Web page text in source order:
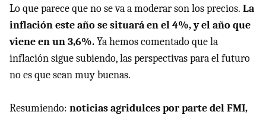
Lo que parece que no se va a moderar son los precios. La
inflación este año se situará en el 4%, y el año que
viene en un 3,6%.Ya hemos comentado que la
inflación sigue subiendo, las perspectivas para el futuro
no es que sean muy buenas.
Resumiendo: noticias agridulces por parte del FMI,